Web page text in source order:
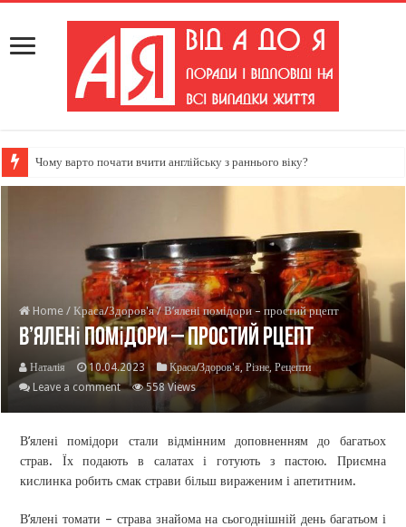
Чому варто почати вчити англійську з раннього віку?
Home / Краса/Здоров'я / В’ялені помідори – простий рцепт
В’ялені помідори – простий рцепт
Наталія 10.04.2023 Краса/Здоров'я,Різне,Рецепти
Leave a comment
558 Views
В’ялені помідори стали відмінним доповненням до багатьох
страв. Їх подають в салатах і готують з пастою. Приємна
кислинка робить смак страви більш вираженим і апетитним.
В’ялені томати – страва знайома на сьогоднішній день багатьом і